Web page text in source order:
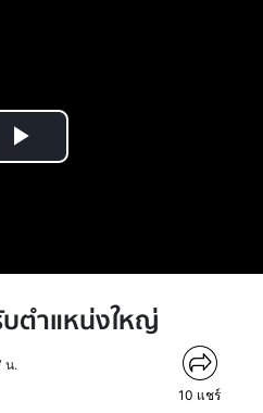
Play
ตำแหน่งใหญ่
น.
10 แชร์